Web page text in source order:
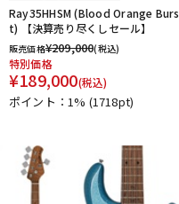
Ray35HHSM (Blood Orange Burs
t) 【決算売り尽くしセール】
販売価格¥209,000(税込)
特別価格
¥189,000(税込)
ポイント：1% (1718pt)